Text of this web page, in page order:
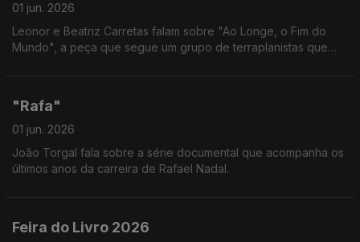
01 jun. 2026
Leonor e Beatriz Carretas falam sobre "Ao Longe, o Fim do
Mundo", a peça que segue um grupo de terraplanistas que
"Rafa"
01 jun. 2026
João Torgal fala sobre a série documental que acompanha os
últimos anos da carreira de Rafael Nadal.
Feira do Livro 2026